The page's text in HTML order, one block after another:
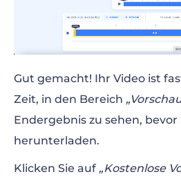
Gut gemacht! Ihr Video ist
Zeit, in den Bereich
Endergebnis zu sehen, bevor
herunterladen.
Klicken Sie auf „Kostenlose